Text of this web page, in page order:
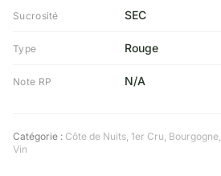
Sucrosité SEC
Type Rouge
Note RP N/A
Catégorie : Côte de Nuits, 1er Cru, Bourgogne,
Vin